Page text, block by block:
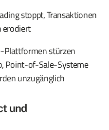
stoppt, Transaktionen
erodiert
Plattformen stürzen
Point-of-Sale-Systeme
unzugänglich
und